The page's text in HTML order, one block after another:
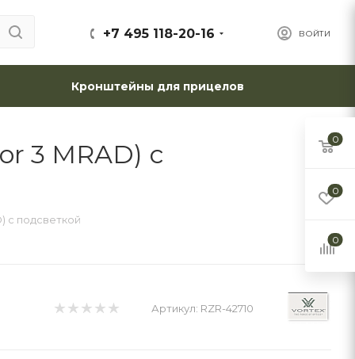
ВОЙТИ
+7 495 118-20-16
Кронштейны для прицелов
3 MRAD) с
с подсветкой
Артикул: RZR-42710
0
0
0